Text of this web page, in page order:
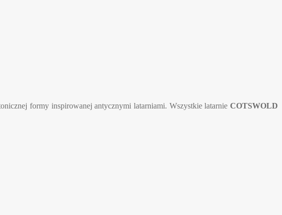
formy inspirowanej antycznymi latarniami. Wszystkie latarnieCOTSWOLD